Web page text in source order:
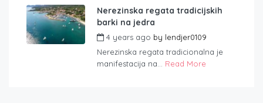
Nerezinska regata tradicijskih
barki na jedra
4 years ago by lendjer0109
Nerezinska regata tradicionalna je
manifestacija na... Read More